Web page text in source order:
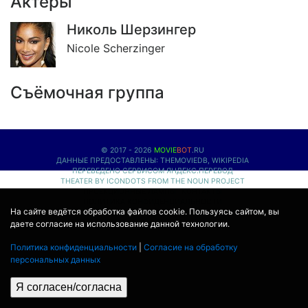
На сайте ведётся обработка файлов cookie. Пользуясь сайтом, вы
даете согласие на использование данной технологии.
Политика конфиденциальности
Согласие на обработку
персональных данных
Я согласен/согласна
Николь Шерзингер
Nicole Scherzinger
Съёмочная группа
© 2017 - 2026 MOVIEBOT.RU
ДАННЫЕ ПРЕДОСТАВЛЕНЫ: THEMOVIEDB, WIKIPEDIA
ПЕРЕВЕДЕНО СЕРВИСОМЯНДЕКС.ПЕРЕВОД
THEATER BY ICONDOTS FROM THE NOUN PROJECT
ПРОЕКЦИОННЫЕ ЛАМПЫ
КОНТАКТЫ
СОГЛАСИЕ НА ОБРАБОТКУ ПЕРСОНАЛЬНЫХ ДАННЫХ